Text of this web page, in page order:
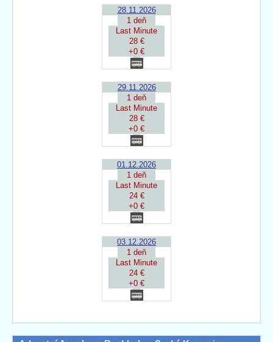
28.11.2026
1 deň
Last Minute
28 €
+0 €
29.11.2026
1 deň
Last Minute
28 €
+0 €
01.12.2026
1 deň
Last Minute
24 €
+0 €
03.12.2026
1 deň
Last Minute
24 €
+0 €